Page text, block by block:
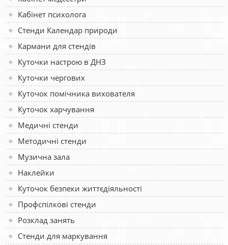
Кабінет психолога
Стенди Календар природи
Кармани для стендів
Куточки настрою в ДНЗ
Куточки чергових
Куточок помічника вихователя
Куточок харчування
Медичні стенди
Методичні стенди
Музична зала
Наклейки
Куточок безпеки життєдіяльності
Профспілкові стенди
Розклад занять
Стенди для маркування